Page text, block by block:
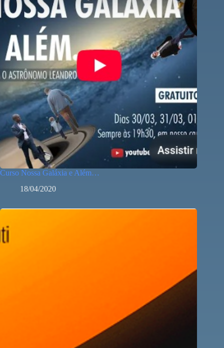
Curso Nossa Galáxia e Além…
18/04/2020